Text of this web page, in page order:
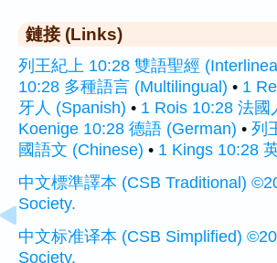
鏈接 (Links)
列王紀上 10:28 雙語聖經
10:28 多種語言 (Multilingual) • 1
牙人 (Spanish) • 1 Rois 10:28 法國
Koenige 10:28 德語 (German) • 列
國語文 (Chinese) • 1 Kings 10:28
中文標準譯本 (CSB Traditional)
Society.
中文标准译本 (CSB Simplified)
Society.